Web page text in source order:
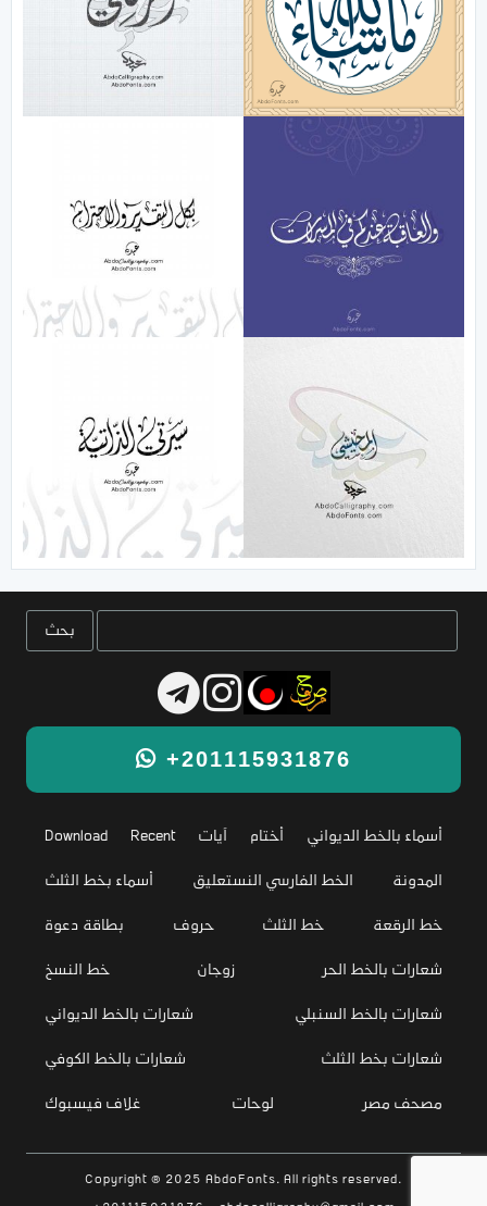
+201115931876
Download Recent آيات أختام أسماء بالخط الديواني
أسماء بخط الثلث الخط الفارسي النستعليق المدونة
بطاقة دعوة حروف خط الثلث خط الرقعة
خط النسخ زوجان شعارات بالخط الحر
شعارات بالخط الديواني شعارات بالخط السنبلي
شعارات بالخط الكوفي شعارات بخط الثلث
غلاف فيسبوك لوحات مصحف مصر
Copyright © 2025 AbdoFonts. All rights reserved.